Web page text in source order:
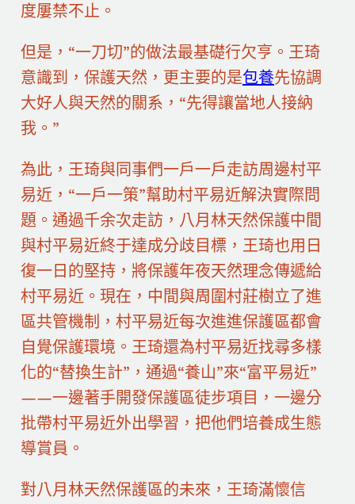
度屢禁不止。
但是，“一刀切”的做法最基礎行欠亨。王琦
意識到，保護天然，更主要的是包養先協調
大好人與天然的關系，“先得讓當地人接納
我。”
為此，王琦與同事們一戶一戶走訪周邊村平
易近，“一戶一策”幫助村平易近解決實際問
題。通過千余次走訪，八月林天然保護中間
與村平易近終于達成分歧目標，王琦也用日
復一日的堅持，將保護年夜天然理念傳遞給
村平易近。現在，中間與周圍村莊樹立了進
區共管機制，村平易近每次進進保護區都會
自覺保護環境。王琦還為村平易近找尋多樣
化的“替換生計”，通過“養山”來“富平易近”
——一邊著手開發保護區徒步項目，一邊分
批帶村平易近外出學習，把他們培養成生態
導賞員。
對八月林天然保護區的未來，王琦滿懷信